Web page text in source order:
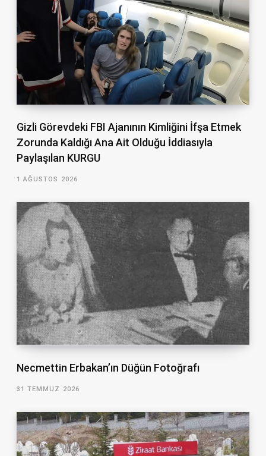
Gizli Görevdeki FBI Ajanının Kimliğini İfşa Etmek
Zorunda Kaldığı Ana Ait Olduğu İddiasıyla
Paylaşılan KURGU
1 AĞUSTOS 2026
Necmettin Erbakan’ın Düğün Fotoğrafı
31 TEMMUZ 2026